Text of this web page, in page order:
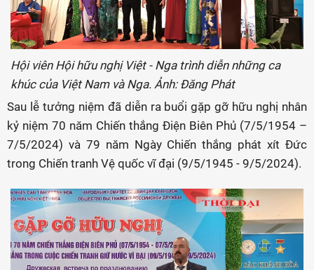
Hội viên Hội hữu nghị Việt - Nga trình diễn những ca
khúc của Việt Nam và Nga. Ảnh: Đăng Phát
Sau lễ tưởng niệm đã diễn ra buổi gặp gỡ hữu nghị nhân
kỷ niệm 70 năm Chiến thắng Điện Biên Phủ (7/5/1954 –
7/5/2024) và 79 năm Ngày Chiến thắng phát xít Đức
trong Chiến tranh Vệ quốc vĩ đại (9/5/1945 - 9/5/2024).